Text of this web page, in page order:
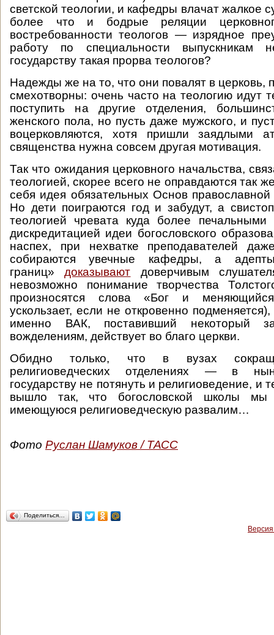
светской теологии, и кафедры влачат жалкое
более что и бодрые реляции
востребованности теологов — изрядное
работу по специальности выпускникам
государству такая прорва теологов?
Надежды же на то, что они повалят в церковь,
смехотворны: очень часто на теологию идут
поступить на другие отделения,
женского пола, но пусть даже мужского, и
воцерковляются, хотя пришли заядлыми
священства нужна совсем другая мотивация.
Так что ожидания церковного начальства,
теологией, скорее всего не оправдаются так
себя идея обязательных Основ
Но дети поиграются год и забудут, а
теологией чревата куда более
дискредитацией идеи богословского
наспех, при нехватке преподавателей
собираются увечные кафедры, а
границ»доказывают доверчивым
невозможно понимание творчества
произносятся слова «Бог и
ускользает, если не откровенно
именно ВАК, поставивший некоторый
вожделениям, действует во благо церкви.
Обидно только, что в вузах
религиоведческих отделениях — в
государству не потянуть и религиоведение, и
вышло так, что богословской школы
имеющуюся религиоведческую развалим…
Фото Руслан Шамуков / ТАСС
Поделиться…